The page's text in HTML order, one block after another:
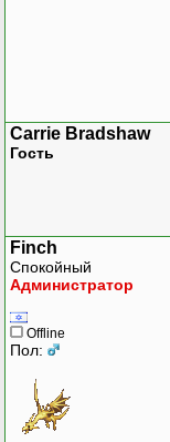
Carrie Bradshaw
Гость
Finch
Спокойный
Администратор
Offline
Пол: